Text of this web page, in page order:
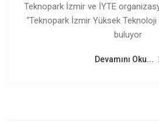
Teknopark İzmir ve İYTE
“Teknopark İzmir Yüksek Teknoloji
buluyor
Devamını Oku...